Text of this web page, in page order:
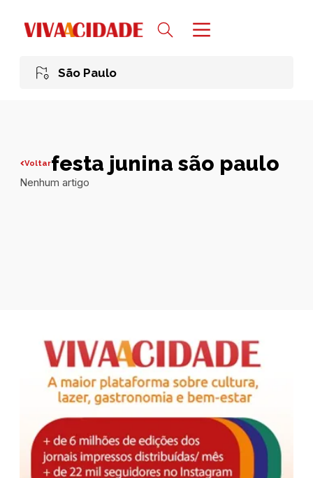
São Paulo
Voltarfesta junina são paulo
Nenhum artigo